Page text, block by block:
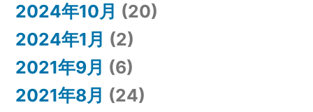
2024年10月 (20)
2024年1月 (2)
2021年9月 (6)
2021年8月 (24)